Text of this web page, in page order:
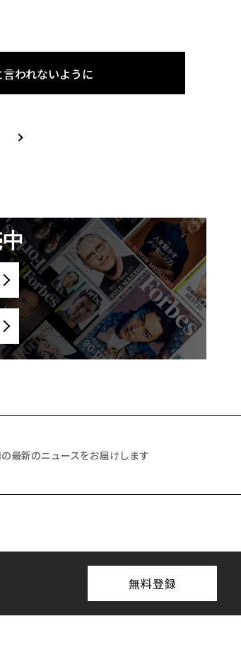
言われないように
最新のニュースをお届けします
無料登録